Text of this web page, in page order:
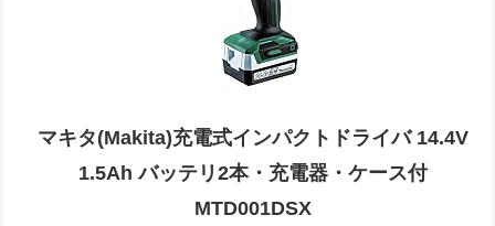
マキタ(Makita)充電式インパクトドライバ 14.4V
1.5Ah バッテリ2本・充電器・ケース付
MTD001DSX